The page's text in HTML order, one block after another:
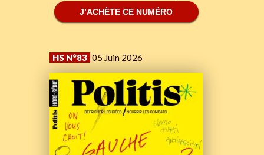
J’ACHÈTE CE NUMÉRO
HS N°83 05 Juin 2026